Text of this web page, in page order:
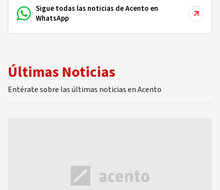
Sigue todas las noticias de Acento en
WhatsApp